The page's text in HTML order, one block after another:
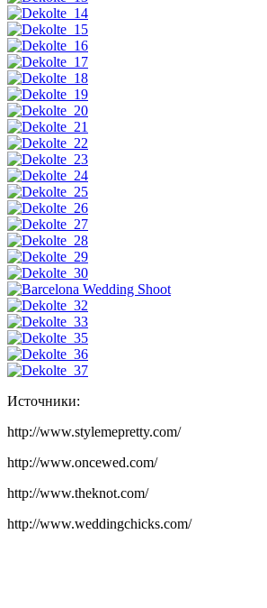
Источники:
http://www.stylemepretty.com/
http://www.oncewed.com/
http://www.theknot.com/
http://www.weddingchicks.com/